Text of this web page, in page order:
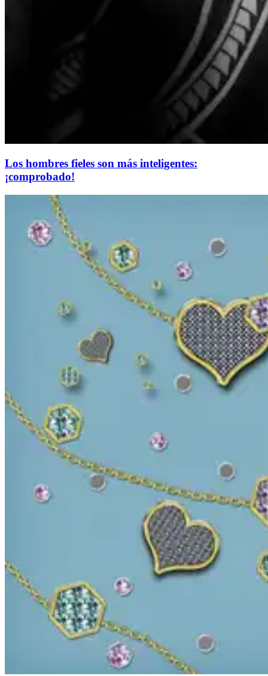
Los hombres fieles son más inteligentes:
¡comprobado!